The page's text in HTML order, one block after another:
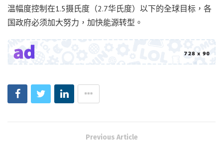
温幅度控制在1.5摄氏度（2.7华氏度）以下的全球目标，各
国政府必须加大努力，加快能源转型。
Previous Article